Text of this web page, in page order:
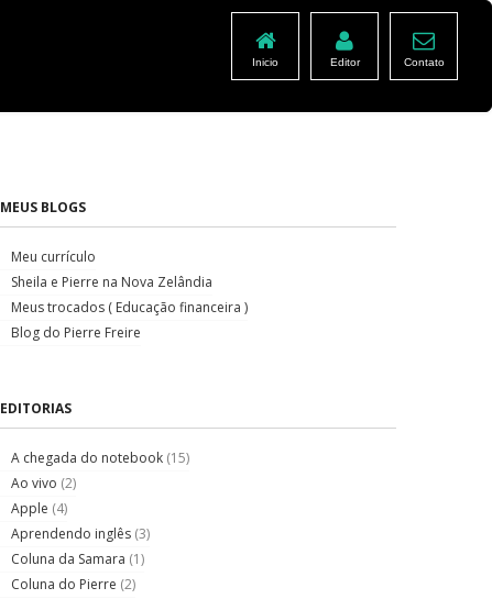
Inicio Editor Contato
MEUS BLOGS
Meu currículo
Sheila e Pierre na Nova Zelândia
Meus trocados ( Educação financeira )
Blog do Pierre Freire
EDITORIAS
A chegada do notebook (15)
Ao vivo (2)
Apple (4)
Aprendendo inglês (3)
Coluna da Samara (1)
Coluna do Pierre (2)